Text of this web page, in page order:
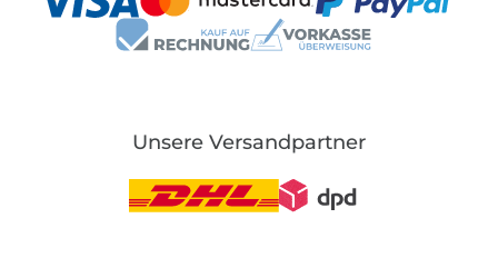
Unsere Versandpartner